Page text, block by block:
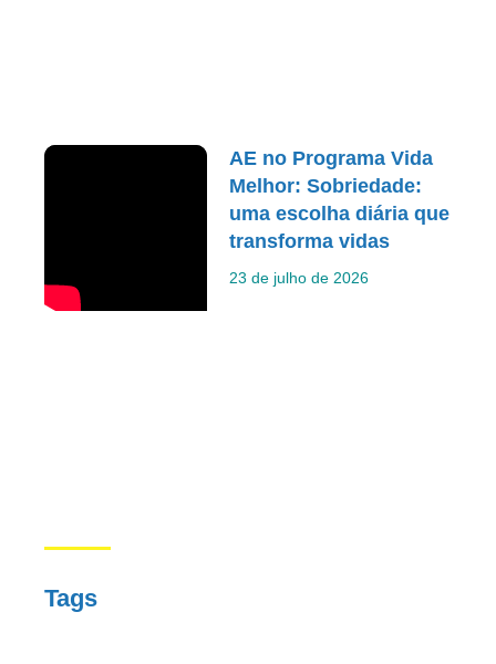
AE no Programa Vida
Melhor: Sobriedade:
uma escolha diária que
transforma vidas
23 de julho de 2026
Tags